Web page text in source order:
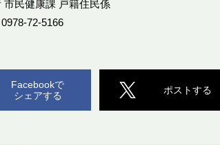
市民健康課 戸籍住民係
72-5166
Facebookで
シェアする
ポストする